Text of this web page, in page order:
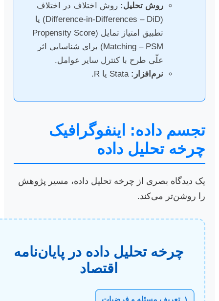
روش تحلیل:روش اختلاف در اختلاف
(Difference-in-Differences – DiD) یا
تطبیق امتیاز تمایل (Propensity Score
Matching – PSM) برای شناسایی اثر
علّی طرح با کنترل سایر عوامل.
نرم‌افزار: Stata یا R.
تجسم داده: اینفوگرافیک
چرخه تحلیل داده
یک دیدگاه بصری از چرخه تحلیل داده، مسیر پژوهش
را روشن‌تر می‌کند.
چرخه تحلیل داده در پایان‌نامه
اقتصاد